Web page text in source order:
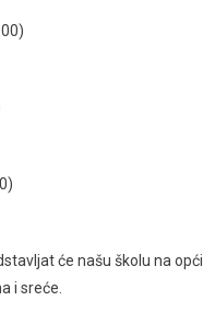
će našu školu na
i sreće.